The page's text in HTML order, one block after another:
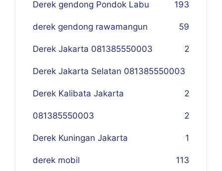
Derek gendong Pondok Labu 193
derek gendong rawamangun 59
Derek Jakarta 081385550003 2
Derek Jakarta Selatan 081385550003
2
Derek Kalibata Jakarta
081385550003 2
Derek Kuningan Jakarta 1
derek mobil 113